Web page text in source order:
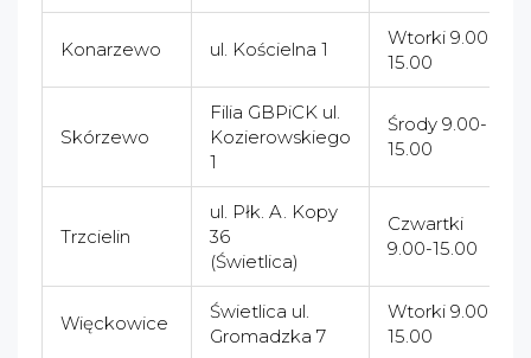
Konarzewo ul. Kościelna 1
Wtorki 9.00-
15.00
Skórzewo
Filia GBPiCK ul.
Kozierowskiego
1
Środy 9.00-
15.00
Trzcielin
ul. Płk. A. Kopy
36
(Świetlica)
Czwartki
9.00-15.00
Więckowice
Świetlica ul.
Gromadzka 7
Wtorki 9.00-
15.00